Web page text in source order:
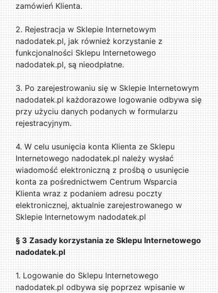
zamówień Klienta.
2. Rejestracja w Sklepie Internetowym
nadodatek.pl, jak również korzystanie z
funkcjonalności Sklepu Internetowego
nadodatek.pl, są nieodpłatne.
3. Po zarejestrowaniu się w Sklepie Internetowym
nadodatek.pl każdorazowe logowanie odbywa się
przy użyciu danych podanych w formularzu
rejestracyjnym.
4. W celu usunięcia konta Klienta ze Sklepu
Internetowego nadodatek.pl należy wysłać
wiadomość elektroniczną z prośbą o usunięcie
konta za pośrednictwem Centrum Wsparcia
Klienta wraz z podaniem adresu poczty
elektronicznej, aktualnie zarejestrowanego w
Sklepie Internetowym nadodatek.pl
§ 3 Zasady korzystania ze Sklepu Internetowego
nadodatek.pl
1. Logowanie do Sklepu Internetowego
nadodatek.pl odbywa się poprzez wpisanie w